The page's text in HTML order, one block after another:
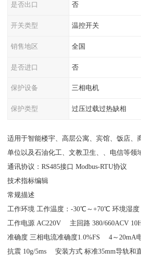
是否出口 否
开关类型 温控开关
销售地区 全国
是否进口 否
保护设备 三相电机
保护类型 过压过载过热缺相
适用于智能楼宇、高层公寓、宾馆、饭店、
单位以及石油化工、文教卫生、、电信等领
通讯协议：RS485接口 Modbus-RTU协议
技术指标编辑
常规描述
工作环境 工作温度：-30℃～+70℃ 环境湿度
工作电源 AC220V 主回路 380/660ACV
准确度 三相电流准确度1.0%FS 4～20mA
抗震 10g/5ms 安装方式 标准35mm导轨和